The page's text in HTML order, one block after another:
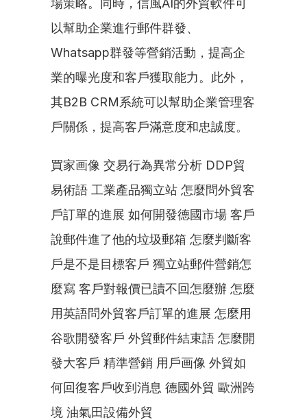
場策略。同時，信風AI的外貿軟件可
以幫助企業進行郵件群發、
Whatsapp群發等營銷活動，提高企
業的曝光度和客戶獲取能力。此外，
其B2B CRM系統可以幫助企業管理客
戶關係，提高客戶滿意度和忠誠度。
買家画像 交易行為異常分析 DDP貿
易術語 工業產品獨立站 怎麼問外貿客
戶訂單的進展 如何開發德國市場 客戶
說郵件進了他的垃圾郵箱 怎麼判斷客
戶是不是目標客戶 獨立站郵件營銷怎
麼寫 客戶對報價已讀不回怎麼辦 怎麼
用英語問外貿客戶訂單的進展 怎麼用
谷歌開發客戶 外貿郵件結束語 怎麼開
發大客戶 精準營銷 用戶画像 外貿如
何回復客戶收到消息 德國外貿 歐洲跨
境 油氣田設備外貿